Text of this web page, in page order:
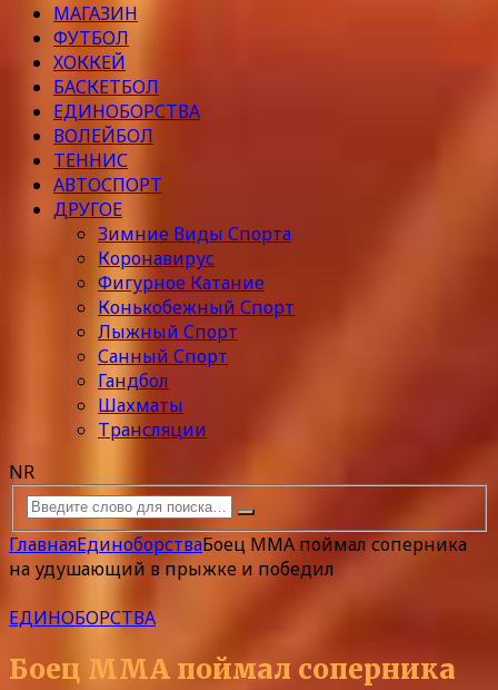
МАГАЗИН
ФУТБОЛ
ХОККЕЙ
БАСКЕТБОЛ
ЕДИНОБОРСТВА
ВОЛЕЙБОЛ
ТЕННИС
АВТОСПОРТ
ДРУГОЕ
Зимние Виды Спорта
Коронавирус
Фигурное Катание
Конькобежный Спорт
Лыжный Спорт
Санный Спорт
Гандбол
Шахматы
Трансляции
NR
ГлавнаяЕдиноборстваБоец MMA поймал соперника
на удушающий в прыжке и победил
ЕДИНОБОРСТВА
Боец MMA поймал соперника